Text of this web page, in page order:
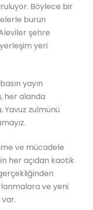
Böylece bir
burun
şehre
yeri
yayın
her alanda
Yavuz zulmünü
ve mücadele
her açıdan kaotik
ve yeni